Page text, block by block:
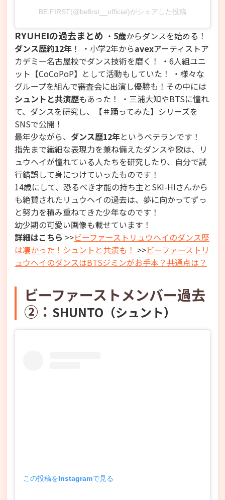
BE:FIRST(@befirst__official)がシェアした投稿
RYUHEIの過去まとめ ・ 5歳からダンスを始める！
ダンス歴約12年 ！ ・小学2年からavexアーティストア
カデミー名古屋校でダンス技術を磨く！ ・6人組ユニ
ット【CoCoPoP】として活動もしていた！ ・様々な
グループを組んで審査会に出演し優勝も！その中には
シュントと共演歴もあった ！ ・三浦大知やBTSに憧れ
て、ダンスを研究し、【＃踊ってみた】シリーズを
SNSで公開！
最年少ながら、 ダンス歴12年というベテランです！
指先まで繊細な表現力を兼ね備えたダンスや歌は、リ
ュウヘイが憧れている人たちを研究したり、自分で試
行錯誤して身につけていったものです！
14歳にして、恐るべき才能の持ち主とSKI-HIさんから
も絶賛されたリュウヘイの過去は、夢に向かってずっ
と努力を積み重ねてきた少年なのです！
幼少期の可愛い画像も載せています！
詳細はこちら >>ビーファーストリュウヘイのダンス歴
は凄かった！シュントと共演も！ >>ビーファーストリ
ュウヘイのダンスはBTSジミンがお手本？共通点は？
ビーファーストメンバー過去
②： SHUNTO（シュント）
この投稿をInstagramで見る